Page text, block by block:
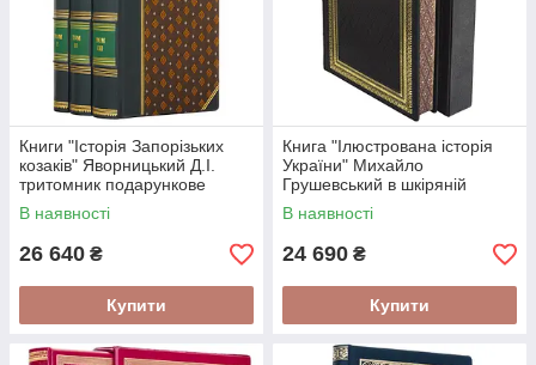
Книги "Історія Запорізьких
козаків" Яворницький Д.І.
тритомник подарункове
видання у шкіряній палітурці
В наявності
26 640 ₴
Купити
Книга "Ілюстрована історія
України" Михайло
Грушевський в шкіряній
палітурці та подарунковому
футляр
В наявності
24 690 ₴
Купити